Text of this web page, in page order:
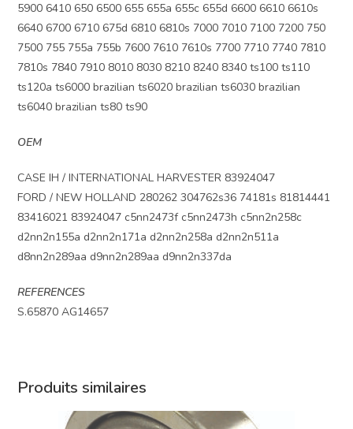
5900 6410 650 6500 655 655a 655c 655d 6600 6610 6610s
6640 6700 6710 675d 6810 6810s 7000 7010 7100 7200 750
7500 755 755a 755b 7600 7610 7610s 7700 7710 7740 7810
7810s 7840 7910 8010 8030 8210 8240 8340 ts100 ts110
ts120a ts6000 brazilian ts6020 brazilian ts6030 brazilian
ts6040 brazilian ts80 ts90
OEM
CASE IH / INTERNATIONAL HARVESTER 83924047
FORD / NEW HOLLAND 280262 304762s36 74181s 81814441
83416021 83924047 c5nn2473f c5nn2473h c5nn2n258c
d2nn2n155a d2nn2n171a d2nn2n258a d2nn2n511a
d8nn2n289aa d9nn2n289aa d9nn2n337da
REFERENCES
S.65870 AG14657
Produits similaires